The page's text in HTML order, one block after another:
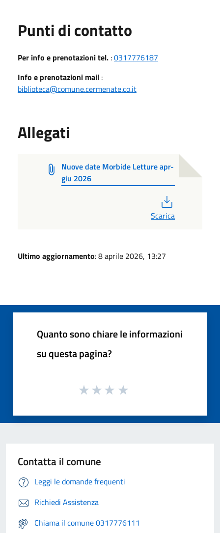
Punti di contatto
Per info e prenotazioni tel. :0317776187
Info e prenotazioni mail :
biblioteca@comune.cermenate.co.it
Allegati
Nuove date Morbide Letture apr-
giu 2026
Scarica
Ultimo aggiornamento: 8 aprile 2026, 13:27
Quanto sono chiare le informazioni
su questa pagina?
Contatta il comune
Leggi le domande frequenti
Richiedi Assistenza
Chiama il comune 0317776111